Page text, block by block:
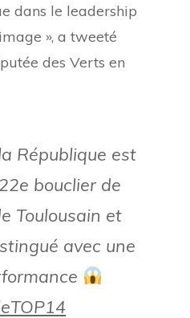
dans le leadership
», a tweeté
des Verts en
République est
bouclier de
Toulousain et
avec une